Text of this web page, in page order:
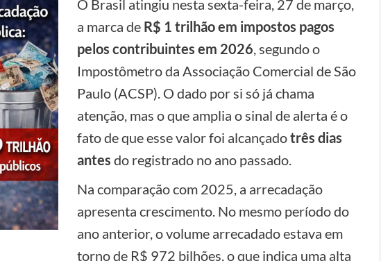
O Brasil atingiu nesta sexta-feira, 27 de março,
a marca de R$ 1 trilhão em impostos pagos
pelos contribuintes em 2026, segundo o
Impostômetro da Associação Comercial de São
Paulo (ACSP). O dado por si só já chama
atenção, mas o que amplia o sinal de alerta é o
fato de que esse valor foi alcançadotrês dias
antes do registrado no ano passado.
Na comparação com 2025, a arrecadação
apresenta crescimento. No mesmo período do
ano anterior, o volume arrecadado estava em
torno de R$ 972 bilhões, o que indica uma alta